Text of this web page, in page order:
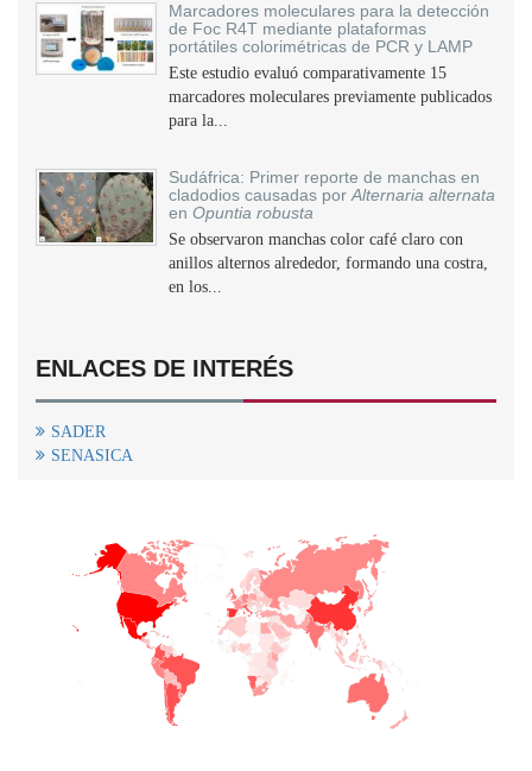
Marcadores moleculares para la detección
de Foc R4T mediante plataformas
portátiles colorimétricas de PCR y LAMP
Este estudio evaluó comparativamente 15
marcadores moleculares previamente publicados
para la...
Sudáfrica: Primer reporte de manchas en
cladodios causadas por Alternaria alternata
en Opuntia robusta
Se observaron manchas color café claro con
anillos alternos alrededor, formando una costra,
en los...
ENLACES DE INTERÉS
SADER
SENASICA